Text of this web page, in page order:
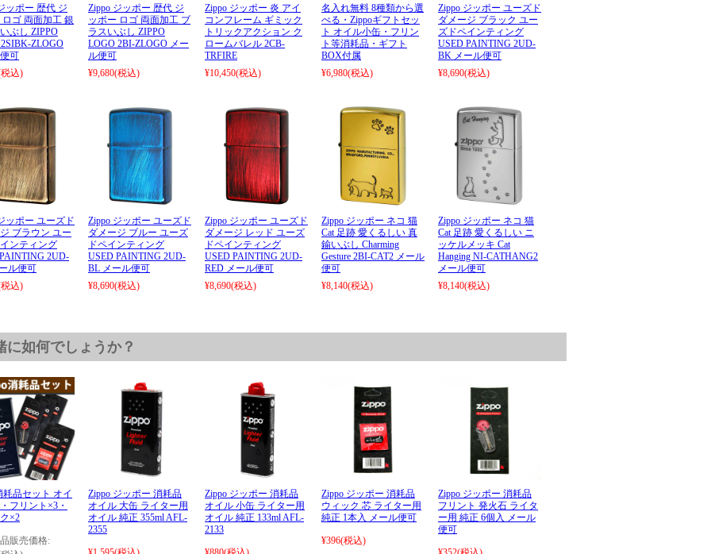
ッポー 歴代 ジ
ゴ 両面加工 銀
ぶし ZIPPO
ZLOGO
可
込)
Zippo ジッポー 歴代 ジ
ッポー ロゴ 両面加工 ブ
ラスいぶし ZIPPO
LOGO 2BI-ZLOGO メー
ル便可
¥9,680(税込)
Zippo ジッポー 炎 アイ
コンフレーム ギミック
トリックアクション ク
ロームバレル 2CB-
TRFIRE
¥10,450(税込)
名入れ無料 8種類から選
べる・Zippoギフトセッ
ト オイル小缶・フリン
ト等消耗品・ギフト
BOX付属
¥6,980(税込)
Zippo ジッポー ユーズド
ダメージ ブラック ユー
ズドペインティング
USED PAINTING 2UD-
BK メール便可
¥8,690(税込)
ッポー ユーズド
ブラウン ユー
ンティング
2UD-
ル便可
込)
Zippo ジッポー ユーズド
ダメージ ブルー ユーズ
ドペインティング
USED PAINTING 2UD-
BL メール便可
¥8,690(税込)
Zippo ジッポー ユーズド
ダメージ レッド ユーズ
ドペインティング
USED PAINTING 2UD-
RED メール便可
¥8,690(税込)
Zippo ジッポー ネコ 猫
Cat 足跡 愛くるしい 真
鍮いぶし Charming
Gesture 2BI-CAT2 メール
便可
¥8,140(税込)
Zippo ジッポー ネコ 猫
Cat 足跡 愛くるしい ニ
ッケルメッキ Cat
Hanging NI-CATHANG2
メール便可
¥8,140(税込)
に如何でしょうか？
耗品セット オイ
フリント×3・
×2
販売価格:
Zippo ジッポー 消耗品
オイル 大缶 ライター用
オイル 純正 355ml AFL-
2355
Zippo ジッポー 消耗品
オイル 小缶 ライター用
オイル 純正 133ml AFL-
2133
Zippo ジッポー 消耗品
ウィック 芯 ライター用
純正 1本入 メール便可
¥396(税込)
Zippo ジッポー 消耗品
フリント 発火石 ライタ
ー用 純正 6個入 メール
便可